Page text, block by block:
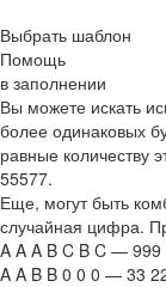
Выбрать шаблон
Помощь
в заполнении
Вы можете искать
более одинаковых
равные количеству
55577.
Еще, могут быть
случайная цифра.
A A A B C B C — 999
A A B B 0 0 0 — 33